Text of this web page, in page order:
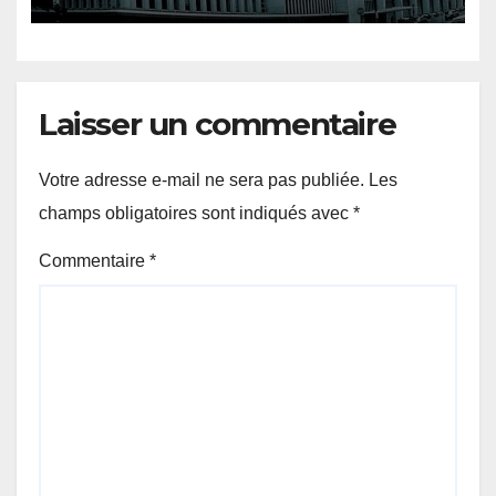
économiques
Laisser un commentaire
Votre adresse e-mail ne sera pas publiée. Les
champs obligatoires sont indiqués avec *
Commentaire *